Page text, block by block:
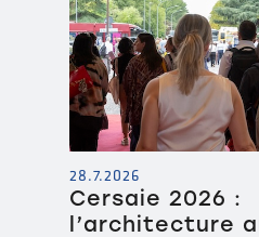
28.7.2026
Cersaie 2026 :
l’architecture